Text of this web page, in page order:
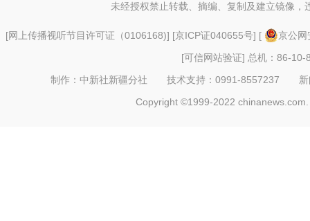
未经授权禁止转载、摘编、复制及建立镜像，
[网上传播视听节目许可证（0106168)] [京ICP证040655号] [
京公
[可信网站验证] 总机：86-10-
制作：中新社新疆分社 技术支持：0991-8557237
Copyright ©1999-2022